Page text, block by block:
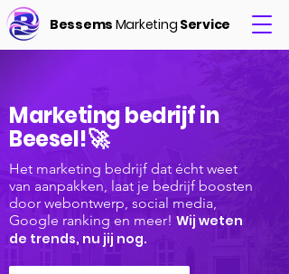
Bessems Marketing Service
Marketing bedrijf in
Beesel!🚀
Het marketing bedrijf dat écht weet
van aanpakken, laat je bedrijf boosten
door webontwerp, social media,
Google ranking en meer! Wij weten
de trends, nu jij nog.